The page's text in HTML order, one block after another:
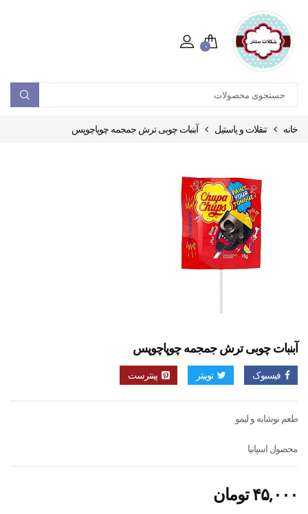
۰
خانه تنقلات و پاستیل آبنبات چوبی ترش جمجمه چوپاچوپس
آبنبات چوبی ترش جمجمه چوپاچوپس
فیسبوک توییتر پینترست
طعم نوشابه و لیمو
محصول اسپانیا
۴۵,۰۰۰تومان